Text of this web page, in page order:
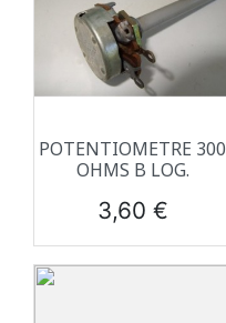
POTENTIOMETRE 300
OHMS B LOG.
Prix
3,60 €